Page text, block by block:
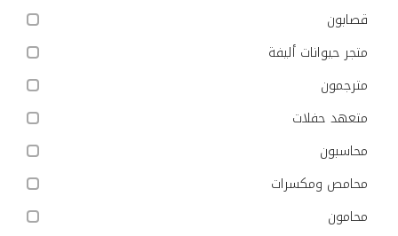
قصابون
متجر حيوانات أليفة
مترجمون
متعهد حفلات
محاسبون
محامص ومكسرات
محامون